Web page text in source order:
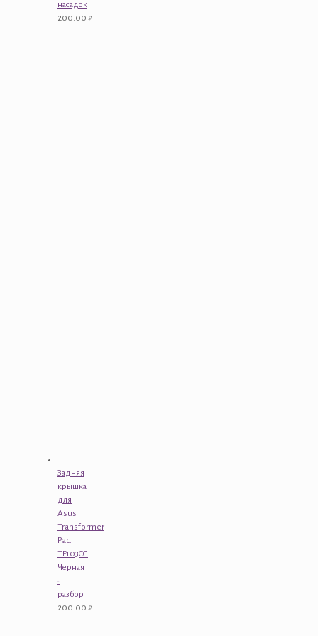
насадок
200.00 ₽
Задняя
крышка
для
Asus
Transformer
Pad
TF103CG
Черная
-
разбор
200.00 ₽